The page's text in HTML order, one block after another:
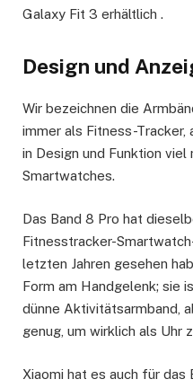
Galaxy Fit 3 erhältlich .
Design und
Wir bezeichnen die
immer als Fitness-Tracker,
in Design und Funktion viel
Smartwatches.
Das Band 8 Pro hat
Fitnesstracker-
letzten Jahren gesehen
Form am Handgelenk; sie
dünne Aktivitätsarmband,
genug, um wirklich als Uhr
Xiaomi hat es auch für das